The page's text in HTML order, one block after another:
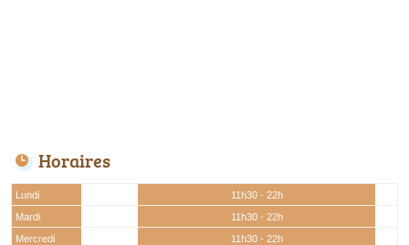
Horaires
Lundi
11h30 - 22h
Mardi
11h30 - 22h
Mercredi
11h30 - 22h